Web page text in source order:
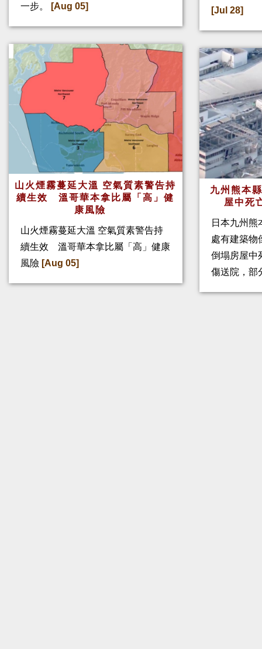
一步。
[Aug 05]
山火煙霧蔓延大溫 空氣質素警告持
續生效 溫哥華本拿比屬「高」健
康風險
山火煙霧蔓延大溫 空氣質素警告持
續生效 溫哥華本拿比屬「高」健康
風險 [Aug 05]
[Jul 28]
九州熊本
屋中死
日本九州熊
處有建築物
倒塌房屋中
傷送院，部